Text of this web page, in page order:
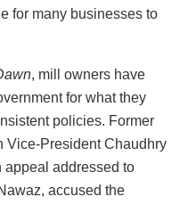
for many businesses to
, mill owners have
for what they
policies. Former
Vice-President Chaudhry
appeal addressed to
accused the